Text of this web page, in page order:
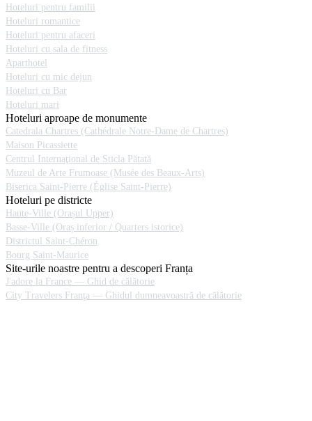
Hoteluri pentru familii
Hoteluri romantice
Hoteluri pentru afaceri
Hoteluri cu sala de fitness
Aparthotel
Hoteluri cu mic dejun
Hoteluri cu Bar
Hoteluri mari
Hoteluri aproape de monumente
Catedrala Chartres (Cathédrale Notre-Dame de Chartres)
Maison Picassiette
Centrul Internaţional de Sticla Pătată
Muzeul de Arte Frumoase (Musée des Beaux-Arts)
Biserica Saint-Pierre (Église Saint-Pierre)
Hoteluri pe districte
Haute-Ville (Orașul Upper)
Basse-Ville (Oraș inferior / Quarters istorice)
Districtul Saint-Chéron
Bourg Saint-Maurice
Site-urile noastre pentru a descoperi Franța
J'adore la France — Ghid de călătorie
City Travelers Franţa — Ghidul dumneavoastră de călătorie